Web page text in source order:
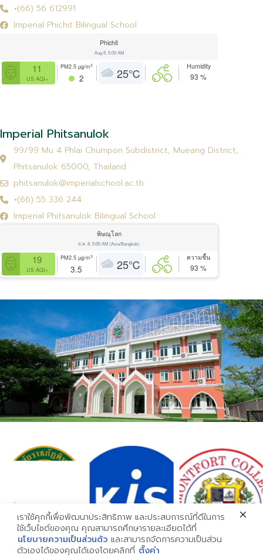
+(66) 56 612991
Imperial Phichit Bilingual School
Phichit
Aug 8, 5:00 AM
11
US AQI+
PM2.5µg/m3
2 25℃ Humidity
93 %
Imperial Phitsanulok
99/99 Mu 4 Phlai Chumpon Subdistrict, Mueang District,
Phitsanulok 65000, Thailand
phitsanulok@imperialschool.ac.th
+(66) 55 336 244
Imperial Phitsanulok Bilingual School
พิษณุโลก
ส.ค. 8, 5:00 AM (Asia/Bangkok)
19
US AQI+
PM2.5µg/m3
3.5 25℃ ความชื้น
93 %
โรงเรียนอิมพีเรียลพิษณุโลก สองภาษา
99/99 หมู่ที่ 4 ตำบลพลายชุมพล
อำเภอเมือง จังหวัดพิษณุโลก 65000
Imperial Phitsanulok Bilingual School
ข้อมูลที่เป็นประโยชน์
ยินดีต้อนรับจากผู้บริหาร
สิ่งอำนวยความสะดวก
คู่มือนักเรียนและผู้ปกครอง
นโยบายความเป็นส่วนตัว
พิจิตร:056 612 991
055 336 244
phichit@imperialschool.ac.th
phitsanulok@imperialschool.ac.th
เราใช้คุกกี้เพื่อพัฒนาประสิทธิภาพ และประสบการณ์ที่ดีในการ
ใช้เว็บไซต์ของคุณ คุณสามารถศึกษารายละเอียดได้ที่
นโยบายความเป็นส่วนตัว และสามารถจัดการความเป็นส่วน
ตัวเองได้ของคุณได้เองโดยคลิกที่ ตั้งค่า